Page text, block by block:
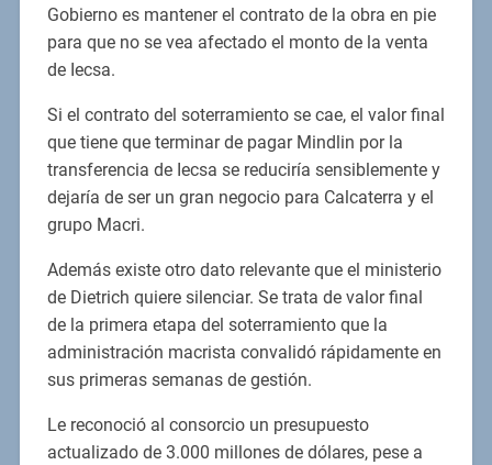
Gobierno es mantener el contrato de la obra en pie
para que no se vea afectado el monto de la venta
de Iecsa.
Si el contrato del soterramiento se cae, el valor final
que tiene que terminar de pagar Mindlin por la
transferencia de Iecsa se reduciría sensiblemente y
dejaría de ser un gran negocio para Calcaterra y el
grupo Macri.
Además existe otro dato relevante que el ministerio
de Dietrich quiere silenciar. Se trata de valor final
de la primera etapa del soterramiento que la
administración macrista convalidó rápidamente en
sus primeras semanas de gestión.
Le reconoció al consorcio un presupuesto
actualizado de 3.000 millones de dólares, pese a